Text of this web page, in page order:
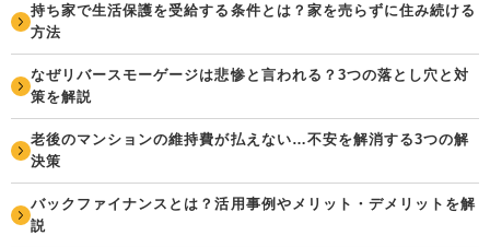
持ち家で生活保護を受給する条件とは？家を売らずに住み続ける
方法
なぜリバースモーゲージは悲惨と言われる？3つの落とし穴と対
策を解説
老後のマンションの維持費が払えない…不安を解消する3つの解
決策
バックファイナンスとは？活用事例やメリット・デメリットを解
説